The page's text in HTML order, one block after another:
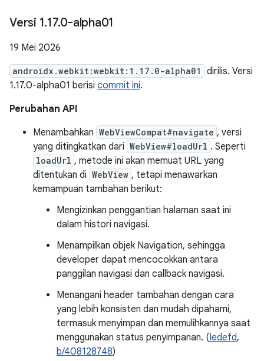
Versi 1.17.0-alpha01
19 Mei 2026
androidx.webkit:webkit:1.17.0-alpha01
dirilis. Versi
1.17.0-alpha01 berisi commit ini.
Perubahan API
Menambahkan WebViewCompat#navigate , versi
yang ditingkatkan dari WebView#loadUrl . Seperti
loadUrl , metode ini akan memuat URL yang
ditentukan di WebView , tetapi menawarkan
kemampuan tambahan berikut:
Mengizinkan penggantian halaman saat ini
dalam histori navigasi.
Menampilkan objek Navigation, sehingga
developer dapat mencocokkan antara
panggilan navigasi dan callback navigasi.
Menangani header tambahan dengan cara
yang lebih konsisten dan mudah dipahami,
termasuk menyimpan dan memulihkannya saat
menggunakan status penyimpanan. (Iedefd,
b/408128748)